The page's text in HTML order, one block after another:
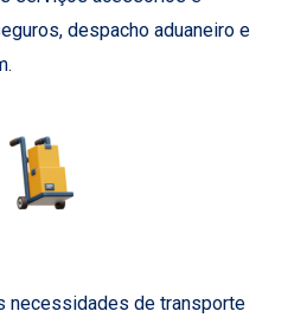
despacho aduaneiro e
necessidades de transporte